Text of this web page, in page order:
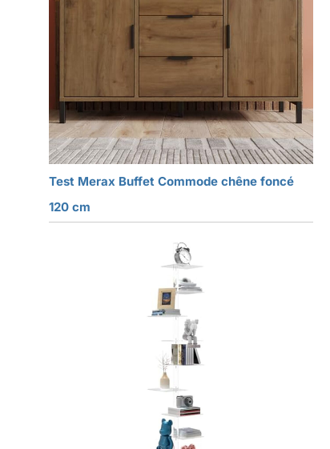
Test Merax Buffet Commode chêne foncé
120 cm